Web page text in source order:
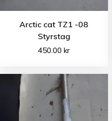
Arctic cat TZ1 -08
Styrstag
450.00kr